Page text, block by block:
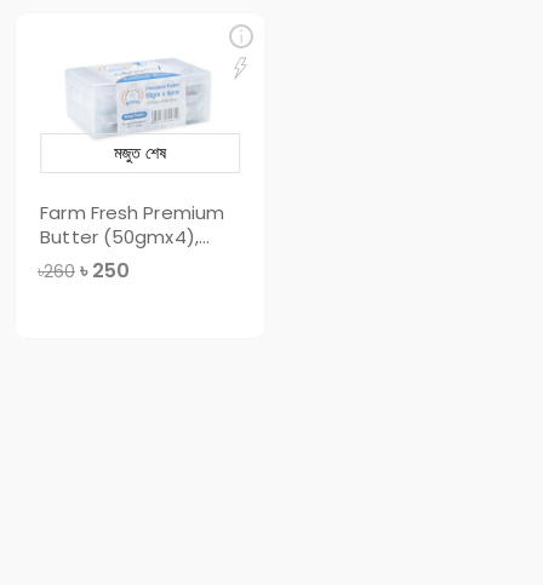
Farm Fresh Premium
Butter (50gmx4),
200gm
৳260 ৳ 250
মজুত শেষ